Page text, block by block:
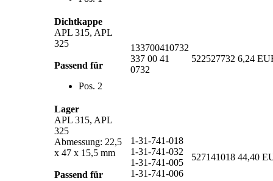
Dichtkappe
APL 315, APL
325
Passend für
Pos. 2
133700410732
337 00 41
0732
522527732 6,24
Lager
APL 315, APL
325
Abmessung: 22,5
x 47 x 15,5 mm
Passend für
1-31-741-018
1-31-741-032
1-31-741-005
1-31-741-006
527141018 44,40